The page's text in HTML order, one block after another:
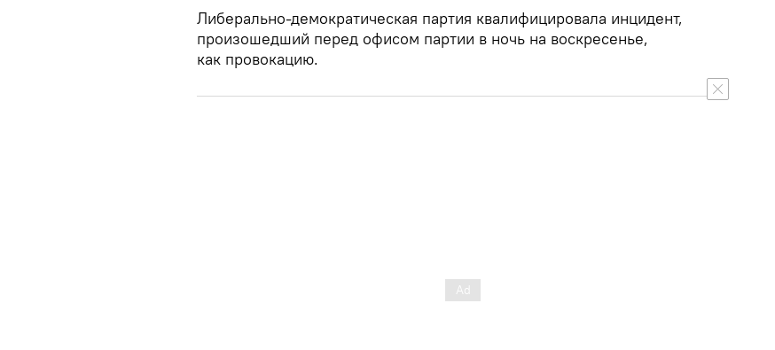
Либерально-демократическая партия квалифицировала инцидент,
произошедший перед офисом партии в ночь на воскресенье,
как провокацию.